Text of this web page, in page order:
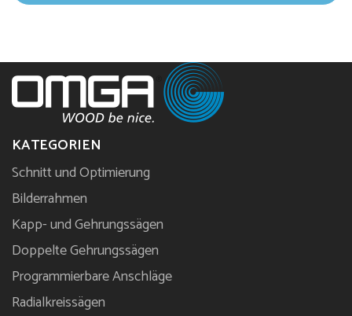
KATEGORIEN
Schnitt und Optimierung
Bilderrahmen
Kapp- und Gehrungssägen
Doppelte Gehrungssägen
Programmierbare Anschläge
Radialkreissägen